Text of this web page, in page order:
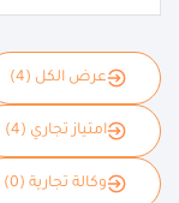
عرض الكل (4)
امتياز تجاري (4)
وكالة تجارية (0)